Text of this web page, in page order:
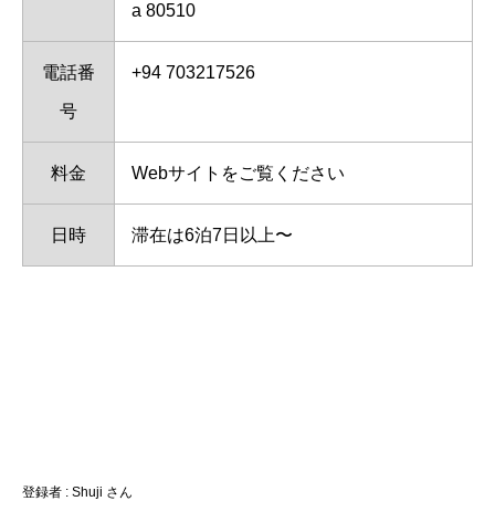
a 80510
電話番
号
+94 703217526
料金 Webサイトをご覧ください
日時 滞在は6泊7日以上〜
登録者 : Shuji さん